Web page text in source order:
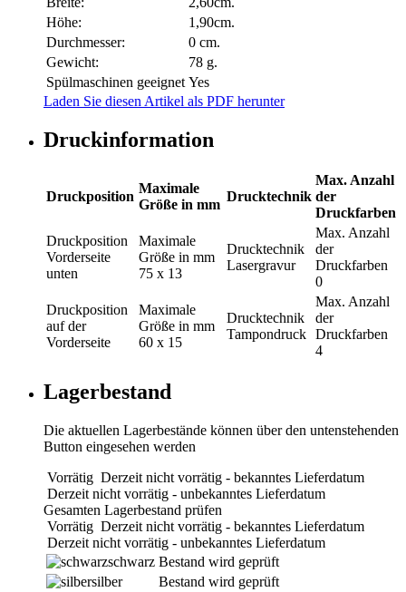
Höhe:
1,90cm.
Durchmesser:
0 cm.
Gewicht:
78 g.
Spülmaschinen geeignet Yes
Laden Sie diesen Artikel als PDF herunter
Druckinformation
Druckposition
Maximale
Größe in mm
Drucktechnik
Max. Anzahl
der
Druckfarben
Druckposition
Vorderseite
unten
Maximale
Größe in mm
75 x 13
Drucktechnik
Lasergravur
Max. Anzahl
der
Druckfarben
0
Druckposition
auf der
Vorderseite
Maximale
Größe in mm
60 x 15
Drucktechnik
Tampondruck
Max. Anzahl
der
Druckfarben
4
Lagerbestand
Die aktuellen Lagerbestände können über den untenstehenden
Button eingesehen werden
Vorrätig Derzeit nicht vorrätig - bekanntes Lieferdatum
Derzeit nicht vorrätig - unbekanntes Lieferdatum
Gesamten Lagerbestand prüfen
Vorrätig Derzeit nicht vorrätig - bekanntes Lieferdatum
Derzeit nicht vorrätig - unbekanntes Lieferdatum
schwarz Bestand wird geprüft
silber
Bestand wird geprüft